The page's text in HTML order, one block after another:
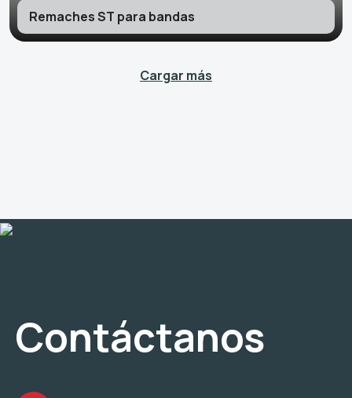
Remaches ST para bandas
Cargar más
Contáctanos